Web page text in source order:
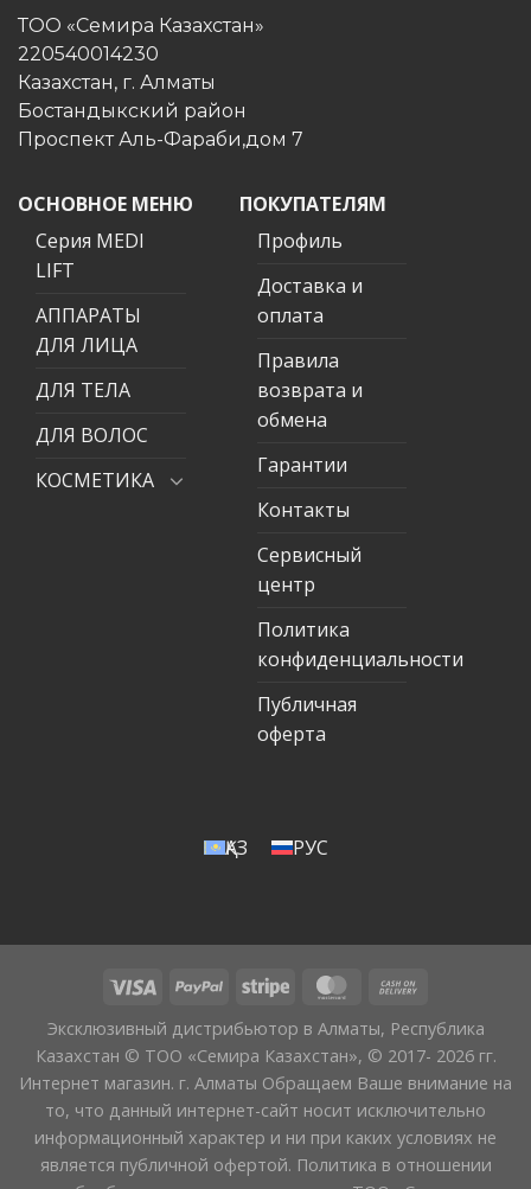
ТОО «Семира Казахстан»
220540014230
Казахстан, г. Алматы
Бостандыкский район
Проспект Аль-Фараби,дом 7
ОСНОВНОЕ МЕНЮ
Серия MEDI
LIFT
АППАРАТЫ
ДЛЯ ЛИЦА
ДЛЯ ТЕЛА
ДЛЯ ВОЛОС
КОСМЕТИКА
ПОКУПАТЕЛЯМ
Профиль
Доставка и
оплата
Правила
возврата и
обмена
Гарантии
Контакты
Сервисный
центр
Политика
конфиденциальности
Публичная
оферта
ҚАЗ РУС
Эксклюзивный дистрибьютор в Алматы, Республика
Казахстан © ТОО «Семира Казахстан», © 2017- 2026 гг.
Интернет магазин. г. Алматы Обращаем Ваше внимание на
то, что данный интернет-сайт носит исключительно
информационный характер и ни при каких условиях не
является публичной офертой. Политика в отношении